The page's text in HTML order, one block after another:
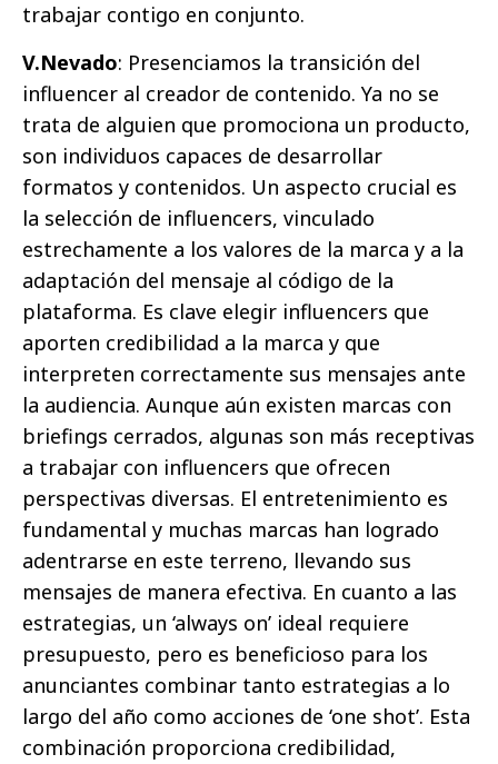
trabajar contigo en conjunto.
V.Nevado: Presenciamos la transición del
influencer al creador de contenido. Ya no se
trata de alguien que promociona un producto,
son individuos capaces de desarrollar
formatos y contenidos. Un aspecto crucial es
la selección de influencers, vinculado
estrechamente a los valores de la marca y a la
adaptación del mensaje al código de la
plataforma. Es clave elegir influencers que
aporten credibilidad a la marca y que
interpreten correctamente sus mensajes ante
la audiencia. Aunque aún existen marcas con
briefings cerrados, algunas son más receptivas
a trabajar con influencers que ofrecen
perspectivas diversas. El entretenimiento es
fundamental y muchas marcas han logrado
adentrarse en este terreno, llevando sus
mensajes de manera efectiva. En cuanto a las
estrategias, un ‘always on’ ideal requiere
presupuesto, pero es beneficioso para los
anunciantes combinar tanto estrategias a lo
largo del año como acciones de ‘one shot’. Esta
combinación proporciona credibilidad,